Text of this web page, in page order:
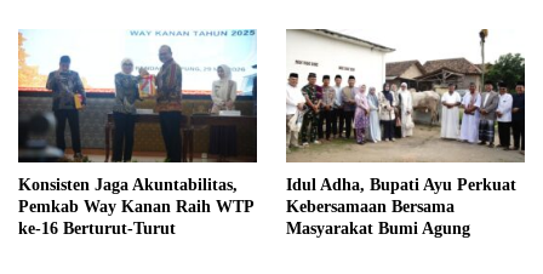
Konsisten Jaga Akuntabilitas,
Pemkab Way Kanan Raih WTP
ke-16 Berturut-Turut
Idul Adha, Bupati Ayu Perkuat
Kebersamaan Bersama
Masyarakat Bumi Agung